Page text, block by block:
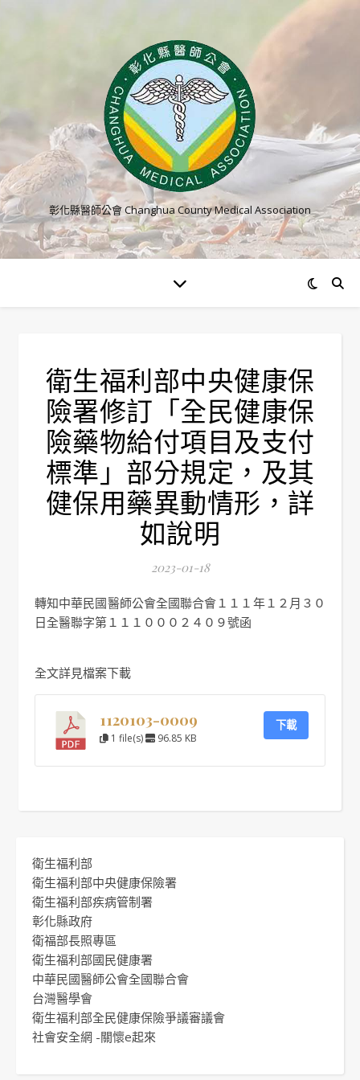
彰化縣醫師公會 Changhua County Medical Association
衛生福利部中央健康保
險署修訂「全民健康保
險藥物給付項目及支付
標準」部分規定，及其
健保用藥異動情形，詳
如說明
2023-01-18
轉知中華民國醫師公會全國聯合會１１１年１２月３０
日全醫聯字第１１１０００２４０９號函
全文詳見檔案下載
1120103-0009
1 file(s) 96.85 KB
下載
衛生福利部
衛生福利部中央健康保險署
衛生福利部疾病管制署
彰化縣政府
衛福部長照專區
衛生福利部國民健康署
中華民國醫師公會全國聯合會
台灣醫學會
衛生福利部全民健康保險爭議審議會
社會安全網 -關懷e起來